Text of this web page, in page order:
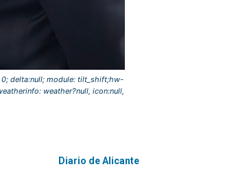
0; delta:null; module: tilt_shift;hw-
weather?null, icon:null,
Diario de Alicante